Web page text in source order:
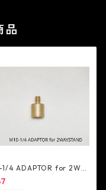
品
1/4 ADAPTOR for 2WA
- 5050WORKSHOP